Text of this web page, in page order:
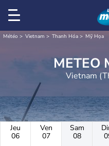
Météo Vietnam Thanh Hóa Mỹ Họa
Vietnam
Jeu
06
Ven
07
Sam
08